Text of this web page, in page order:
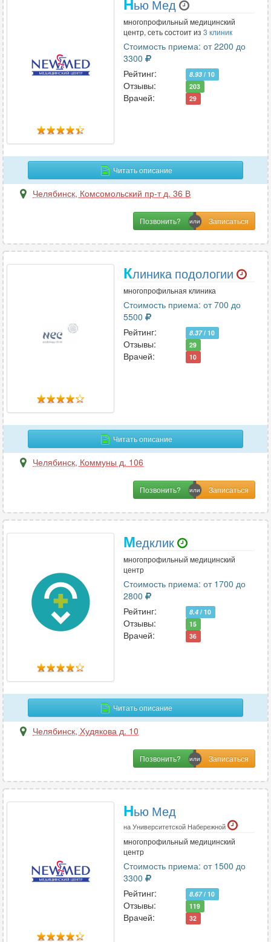
ью Мед
многопрофильный медицинский
центр, сеть состоит из 3 клиник
Стоимость приема: от 2200 до
3300
Рейтинг:
8.93 / 10
Отзывы: 203
Врачей: 29
Читать описание
Челябинск, Комсомольский пр-т д. 36 В
Позвонить?
Клиника подологии
многопрофильная клиника
Стоимость приема: от 700 до
5500
Рейтинг:
8.37/ 10
Отзывы: 29
Врачей: 10
Читать описание
Челябинск, Коммуны д. 106
Позвонить?
Медклик
многопрофильный медицинский
центр
Стоимость приема: от 1700 до
2800
Рейтинг:
8.4 / 10
Отзывы: 15
Врачей: 36
Читать описание
Челябинск, Худякова д. 10
Позвонить?
Нью Мед
на Университетской Набережной
многопрофильный медицинский
центр
Стоимость приема: от 1500 до
3300
Рейтинг:
8.67/ 10
Отзывы: 119
Врачей: 32